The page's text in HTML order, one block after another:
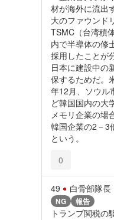
材が海外に流出
大のファウンド
TSMC（台湾積
内で半導体の修
採用したことが
日本に建設中の
保するためだ。
年12月、ソウル
ど韓国国内の大
メモリ企業の場
韓国企業の2－3
という。
0
49 白骨部隊
NG 報告
トランプ関税